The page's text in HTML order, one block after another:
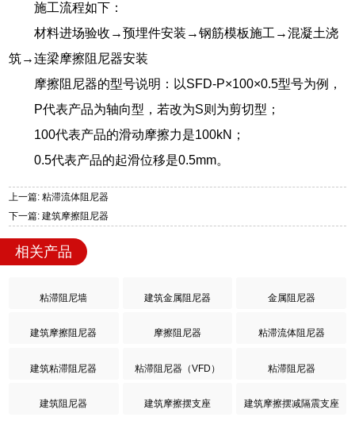
施工流程如下：
材料进场验收→预埋件安装→钢筋模板施工→混凝土浇
筑→连梁摩擦阻尼器安装
摩擦阻尼器的型号说明：以SFD-P×100×0.5型号为例，
P代表产品为轴向型，若改为S则为剪切型；
100代表产品的滑动摩擦力是100kN；
0.5代表产品的起滑位移是0.5mm。
上一篇: 粘滞流体阻尼器
下一篇: 建筑摩擦阻尼器
相关产品
粘滞阻尼墙 建筑金属阻尼器 金属阻尼器
建筑摩擦阻尼器 摩擦阻尼器 粘滞流体阻尼器
建筑粘滞阻尼器 粘滞阻尼器（VFD） 粘滞阻尼器
建筑阻尼器 建筑摩擦摆支座 建筑摩擦摆减隔震支座